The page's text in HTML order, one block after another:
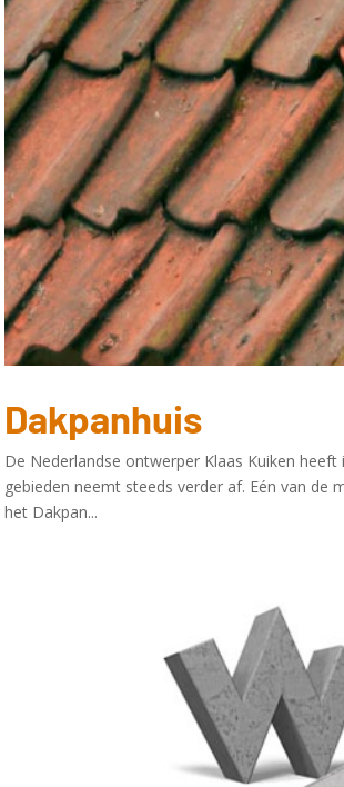
Dakpanhuis
De Nederlandse ontwerper Klaas Kuiken
gebieden neemt steeds verder af. Eén van de
het Dakpan...